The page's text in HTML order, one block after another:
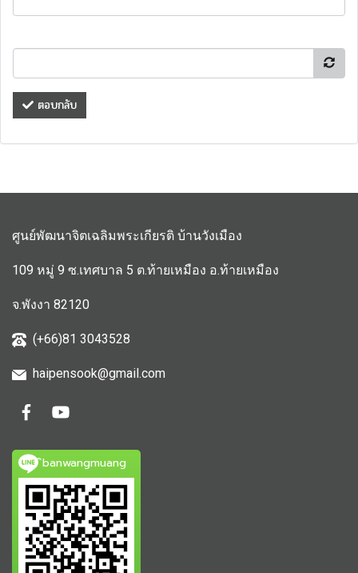
ตอบกลับ
ศูนย์พัฒนาจิตเฉลิมพระเกียรติ บ้านวังเมือง
109 หมู่ 9 ซ.เทศบาล 5 ต.ท้ายเหมือง อ.ท้ายเหมือง
จ.พังงา 82120
(+66)81 3043528
haipensook@gmail.com
ิbanwangmuang